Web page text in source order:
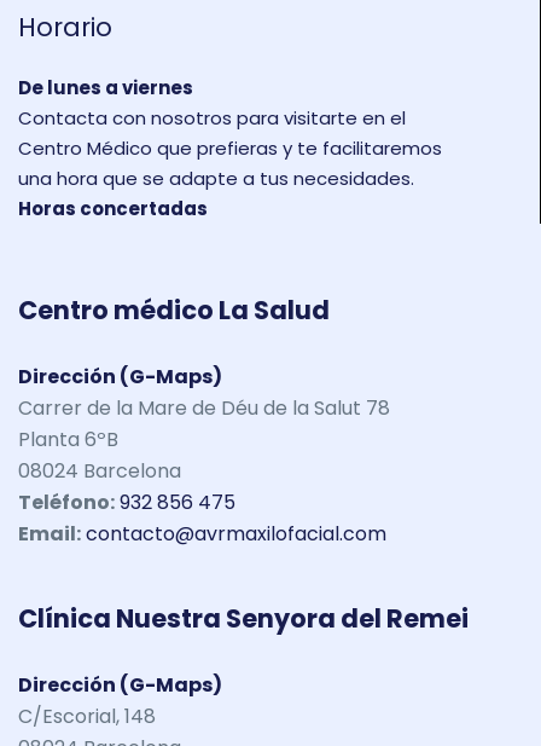
Horario
De lunes a viernes
Contacta con nosotros para visitarte en el
Centro Médico que prefieras y te facilitaremos
una hora que se adapte a tus necesidades.
Horas concertadas
Centro médico La Salud
Dirección (G-Maps)
Carrer de la Mare de Déu de la Salut 78
Planta 6ºB
08024 Barcelona
Teléfono:932 856 475
Email:contacto@avrmaxilofacial.com
Clínica Nuestra Senyora del Remei
Dirección (G-Maps)
C/Escorial, 148